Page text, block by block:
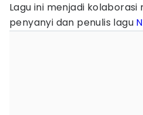
Lagu ini menjadi
penyanyi dan penulis lagu